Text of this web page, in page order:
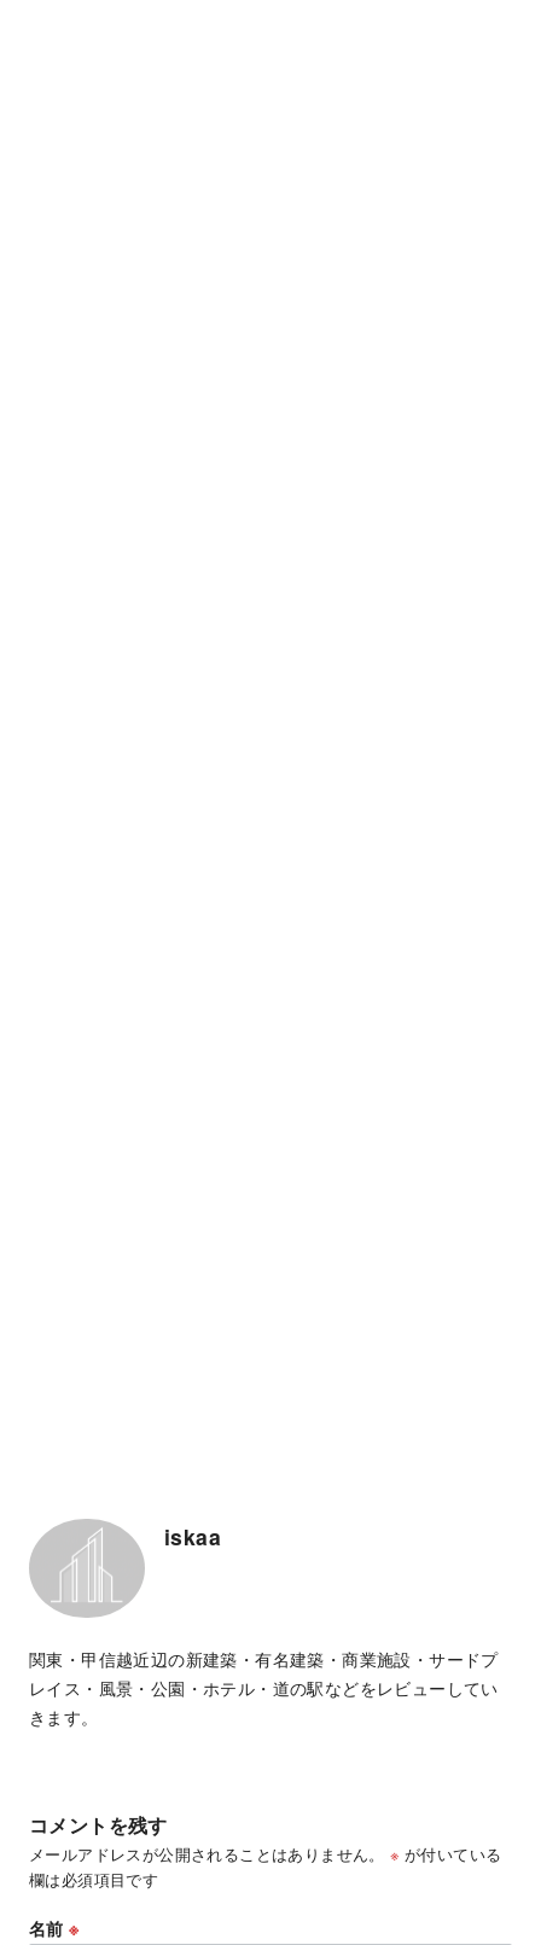
iskaa
関東・甲信越近辺の新建築・有名建築・商業施設・サードプ
レイス・風景・公園・ホテル・道の駅などをレビューしてい
きます。
コメントを残す
メールアドレスが公開されることはありません。 ※ が付いている
欄は必須項目です
名前※